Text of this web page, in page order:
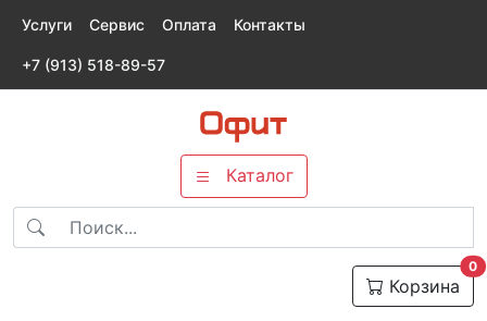
Услуги Сервис Оплата Контакты
+7 (913) 518-89-57
Каталог
Корзина
0